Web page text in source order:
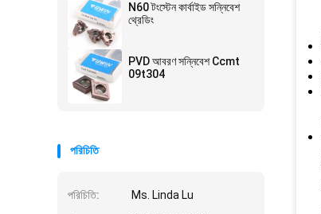
N60 টংস্টেন কার্বাইড সন্নিবেশ
থ্রেডিং
PVD আবরণ সন্নিবেশ Ccmt
09t304
পরিচিতি
পরিচিতি: Ms. Linda Lu